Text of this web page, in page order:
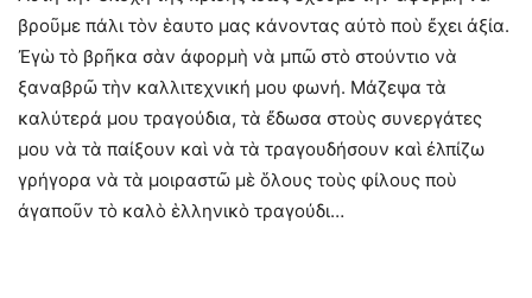
βροῦμε πάλι τὸν ἑαυτο μας κάνοντας αὐτὸ ποὺ ἔχει ἀξία.
Ἐγὼ τὸ βρῆκα σὰν ἀφορμὴ νὰ μπῶ στὸ στούντιο νὰ
ξαναβρῶ τὴν καλλιτεχνική μου φωνή. Μάζεψα τὰ
καλύτερά μου τραγούδια, τὰ ἔδωσα στοὺς συνεργάτες
μου νὰ τὰ παίξουν καὶ νὰ τὰ τραγουδήσουν καὶ ἐλπίζω
γρήγορα νὰ τὰ μοιραστῶ μὲ ὅλους τοὺς φίλους ποὺ
ἀγαποῦν τὸ καλὸ ἑλληνικὸ τραγούδι…